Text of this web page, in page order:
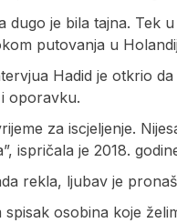
dugo je bila tajna. Tek
putovanja u
Hadid je otkrio
oporavku.
za iscjeljenje.
ispričala je 2018.
rekla, ljubav je
spisak osobina koje